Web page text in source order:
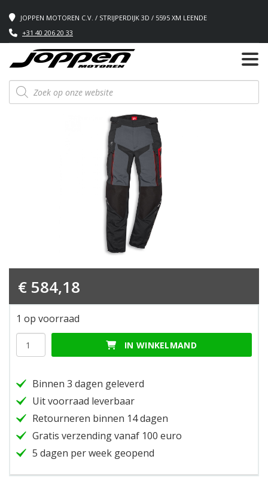
JOPPEN MOTOREN C.V. / STRIJPERDIJK 3D / 5595 XM LEENDE
+31 40 206 20 33
Producten
zoeken
€ 584,18
1 op voorraad
Trousers
strada
54
hoeveelheid
IN WINKELMAND
Binnen 3 dagen geleverd
Uit voorraad leverbaar
Retourneren binnen 14 dagen
Gratis verzending vanaf 100 euro
5 dagen per week geopend